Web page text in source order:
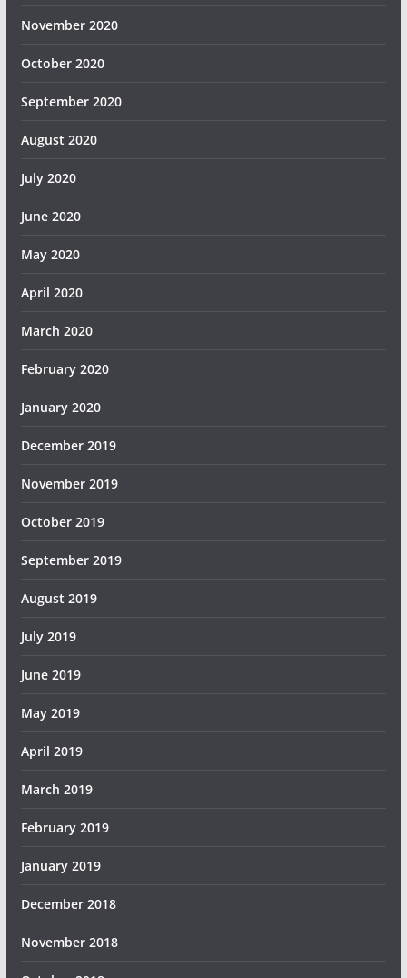
November 2020
October 2020
September 2020
August 2020
July 2020
June 2020
May 2020
April 2020
March 2020
February 2020
January 2020
December 2019
November 2019
October 2019
September 2019
August 2019
July 2019
June 2019
May 2019
April 2019
March 2019
February 2019
January 2019
December 2018
November 2018